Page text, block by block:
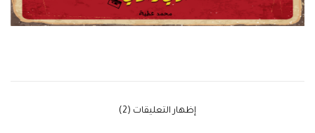
‫إظهار التعليقات (2)